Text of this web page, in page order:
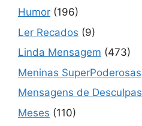
Humor (196)
Ler Recados (9)
Linda Mensagem (473)
Meninas SuperPoderosas
Mensagens de Desculpas
Meses (110)